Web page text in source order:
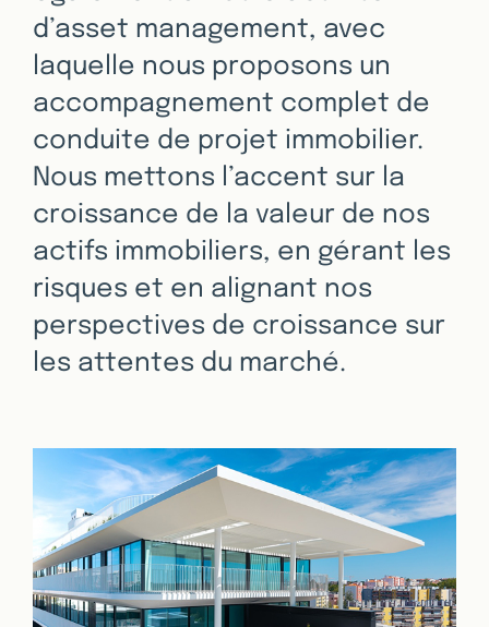
d’asset management, avec
laquelle nous proposons un
accompagnement complet de
conduite de projet immobilier.
Nous mettons l’accent sur la
croissance de la valeur de nos
actifs immobiliers, en gérant les
risques et en alignant nos
perspectives de croissance sur
les attentes du marché.